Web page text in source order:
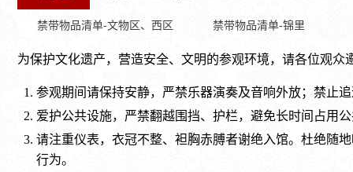
禁带物品清单-文物区、西区 禁带物品清单-锦里
为保护文化遗产，营造安全、文明的参观环境，请各位观众
参观期间请保持安静，严禁乐器演奏及音响外放；禁止
爱护公共设施，严禁翻越围挡、护栏，避免长时间占用
请注重仪表，衣冠不整、袒胸赤膊者谢绝入馆。杜绝随
行为。